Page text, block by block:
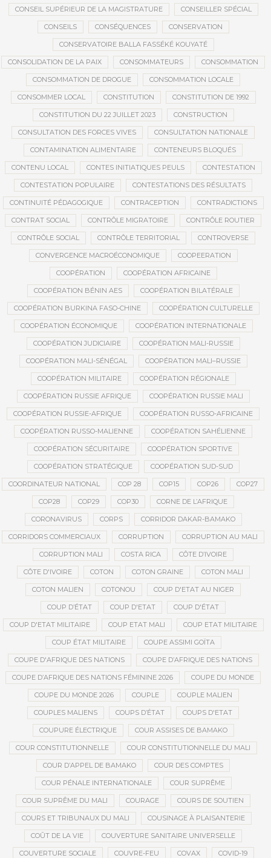
CONSEIL SUPÉRIEUR DE LA MAGISTRATURE CONSEILLER SPÉCIAL
CONSEILS CONSÉQUENCES CONSERVATION
CONSERVATOIRE BALLA FASSÉKÉ KOUYATÉ
CONSOLIDATION DE LA PAIX CONSOMMATEURS CONSOMMATION
CONSOMMATION DE DROGUE CONSOMMATION LOCALE
CONSOMMER LOCAL CONSTITUTION CONSTITUTION DE 1992
CONSTITUTION DU 22 JUILLET 2023 CONSTRUCTION
CONSULTATION DES FORCES VIVES CONSULTATION NATIONALE
CONTAMINATION ALIMENTAIRE CONTENEURS BLOQUÉS
CONTENU LOCAL CONTES INITIATIQUES PEULS CONTESTATION
CONTESTATION POPULAIRE CONTESTATIONS DES RÉSULTATS
CONTINUITÉ PÉDAGOGIQUE CONTRACEPTION CONTRADICTIONS
CONTRAT SOCIAL CONTRÔLE MIGRATOIRE CONTRÔLE ROUTIER
CONTRÔLE SOCIAL CONTRÔLE TERRITORIAL CONTROVERSE
CONVERGENCE MACROÉCONOMIQUE COOPEERATION
COOPÉRATION COOPÉRATION AFRICAINE
COOPÉRATION BÉNIN AES COOPÉRATION BILATÉRALE
COOPÉRATION BURKINA FASO-CHINE COOPÉRATION CULTURELLE
COOPÉRATION ÉCONOMIQUE COOPÉRATION INTERNATIONALE
COOPÉRATION JUDICIAIRE COOPÉRATION MALI-RUSSIE
COOPÉRATION MALI-SÉNÉGAL COOPÉRATION MALI–RUSSIE
COOPÉRATION MILITAIRE COOPÉRATION RÉGIONALE
COOPÉRATION RUSSIE AFRIQUE COOPÉRATION RUSSIE MALI
COOPÉRATION RUSSIE-AFRIQUE COOPÉRATION RUSSO-AFRICAINE
COOPÉRATION RUSSO-MALIENNE COOPÉRATION SAHÉLIENNE
COOPÉRATION SÉCURITAIRE COOPÉRATION SPORTIVE
COOPÉRATION STRATÉGIQUE COOPÉRATION SUD-SUD
COORDINATEUR NATIONAL COP 28 COP15 COP26 COP27
COP28 COP29 COP30 CORNE DE L’AFRIQUE
CORONAVIRUS CORPS CORRIDOR DAKAR-BAMAKO
CORRIDORS COMMERCIAUX CORRUPTION CORRUPTION AU MALI
CORRUPTION MALI COSTA RICA CÔTE D’IVOIRE
CÔTE D'IVOIRE COTON COTON GRAINE COTON MALI
COTON MALIEN COTONOU COUP D'ETAT AU NIGER
COUP D’ÉTAT COUP D'ETAT COUP D'ÉTAT
COUP D'ETAT MILITAIRE COUP ETAT MALI COUP ETAT MILITAIRE
COUP ÉTAT MILITAIRE COUPE ASSIMI GOÏTA
COUPE D'AFRIQUE DES NATIONS COUPE D’AFRIQUE DES NATIONS
COUPE D’AFRIQUE DES NATIONS FÉMININE 2026 COUPE DU MONDE
COUPE DU MONDE 2026 COUPLE COUPLE MALIEN
COUPLES MALIENS COUPS D’ÉTAT COUPS D'ETAT
COUPURE ÉLECTRIQUE COUR ASSISES DE BAMAKO
COUR CONSTITUTIONNELLE COUR CONSTITUTIONNELLE DU MALI
COUR D’APPEL DE BAMAKO COUR DES COMPTES
COUR PÉNALE INTERNATIONALE COUR SUPRÊME
COUR SUPRÊME DU MALI COURAGE COURS DE SOUTIEN
COURS ET TRIBUNAUX DU MALI COUSINAGE À PLAISANTERIE
COÛT DE LA VIE COUVERTURE SANITAIRE UNIVERSELLE
COUVERTURE SOCIALE COUVRE-FEU COVAX COVID-19